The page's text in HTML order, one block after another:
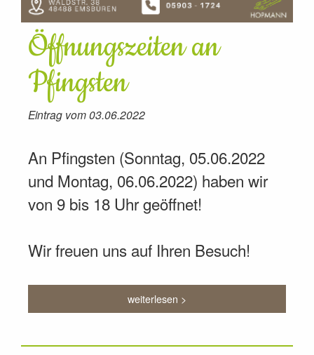
Öffnungszeiten an
Pfingsten
Eintrag vom 03.06.2022
An Pfingsten (Sonntag, 05.06.2022
und Montag, 06.06.2022) haben wir
von 9 bis 18 Uhr geöffnet!
Wir freuen uns auf Ihren Besuch!
weiterlesen >